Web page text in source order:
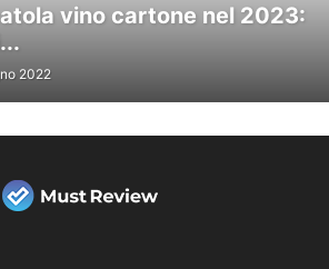
vino cartone nel 2023:
2022